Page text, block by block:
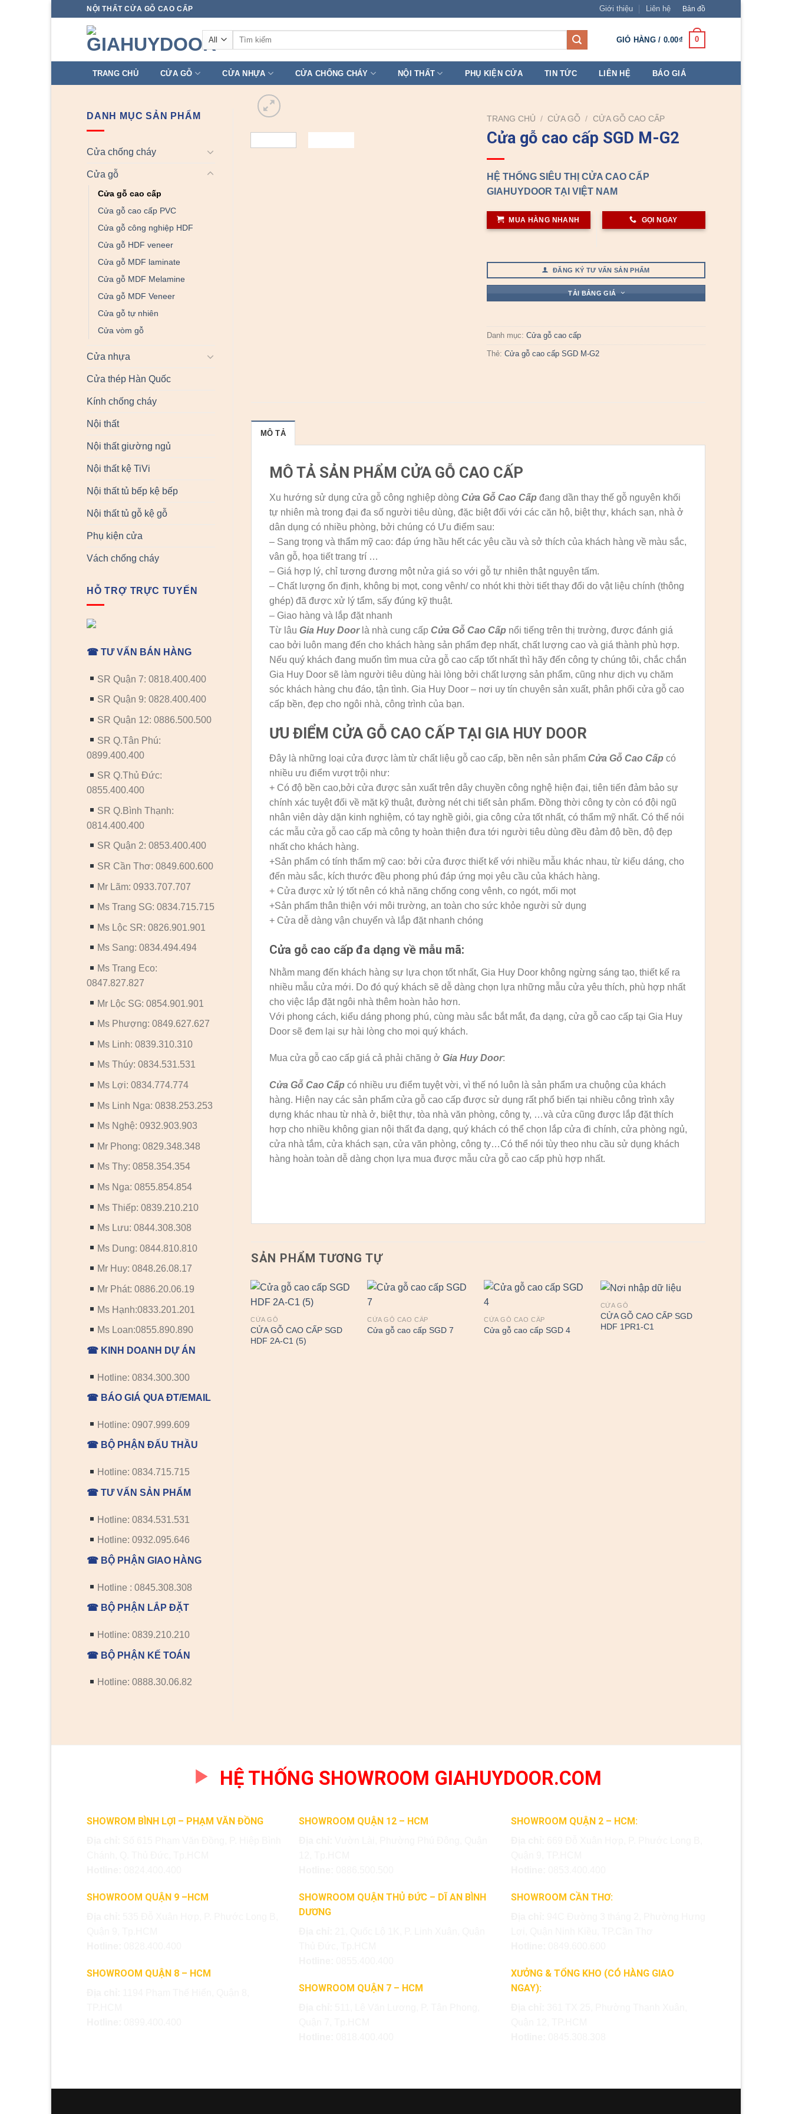
NỘI THẤT CỬA GỖ CAO CẤP Giới thiệu Liên hệ Bản đồ
Tìm
GIỎ HÀNG / 0.00₫ 0
TRANG CHỦ CỬA GỖ CỬA NHỰA CỬA CHỐNG CHÁY NỘI THẤT PHỤ KIỆN CỬA TIN TỨC LIÊN HỆ BÁO GIÁ
DANH MỤC SẢN PHẨM
Cửa chống cháy
Cửa gỗ
Cửa gỗ cao cấp
Cửa gỗ cao cấp PVC
Cửa gỗ công nghiệp HDF
Cửa gỗ HDF veneer
Cửa gỗ MDF laminate
Cửa gỗ MDF Melamine
Cửa gỗ MDF Veneer
Cửa gỗ tự nhiên
Cửa vòm gỗ
Cửa nhựa
Cửa thép Hàn Quốc
Kính chống cháy
Nội thất
Nội thất giường ngủ
Nội thất kệ TiVi
Nội thất tủ bếp kệ bếp
Nội thất tủ gỗ kệ gỗ
Phụ kiện cửa
Vách chống cháy
HỖ TRỢ TRỰC TUYẾN
☎ TƯ VẤN BÁN HÀNG
SR Quận 7: 0818.400.400
SR Quận 9: 0828.400.400
SR Quận 12: 0886.500.500
SR Q.Tân Phú:
0899.400.400
SR Q.Thủ Đức:
0855.400.400
SR Q.Bình Thạnh:
0814.400.400
SR Quận 2: 0853.400.400
SR Cần Thơ: 0849.600.600
Mr Lãm: 0933.707.707
Ms Trang SG: 0834.715.715
Ms Lộc SR: 0826.901.901
Ms Sang: 0834.494.494
Ms Trang Eco:
0847.827.827
Mr Lộc SG: 0854.901.901
Ms Phượng: 0849.627.627
Ms Linh: 0839.310.310
Ms Thúy: 0834.531.531
Ms Lợi: 0834.774.774
Ms Linh Nga: 0838.253.253
Ms Nghệ: 0932.903.903
Mr Phong: 0829.348.348
Ms Thy: 0858.354.354
Ms Nga: 0855.854.854
Ms Thiếp: 0839.210.210
Ms Lưu: 0844.308.308
Ms Dung: 0844.810.810
Mr Huy: 0848.26.08.17
Mr Phát: 0886.20.06.19
Ms Hạnh:0833.201.201
Ms Loan:0855.890.890
☎ KINH DOANH DỰ ÁN
Hotline: 0834.300.300
☎ BÁO GIÁ QUA ĐT/EMAIL
Hotline: 0907.999.609
☎ BỘ PHẬN ĐẤU THẦU
Hotline: 0834.715.715
☎ TƯ VẤN SẢN PHẨM
Hotline: 0834.531.531
Hotline: 0932.095.646
☎ BỘ PHẬN GIAO HÀNG
Hotline : 0845.308.308
☎ BỘ PHẬN LẮP ĐẶT
Hotline: 0839.210.210
☎ BỘ PHẬN KẾ TOÁN
Hotline: 0888.30.06.82
TRANG CHỦ / CỬA GỖ / CỬA GỖ CAO CẤP
Cửa gỗ cao cấp SGD M-G2
HỆ THỐNG SIÊU THỊ CỬA CAO CẤP
GIAHUYDOOR TẠI VIỆT NAM
MUA HÀNG NHANH GỌI NGAY
ĐĂNG KÝ TƯ VẤN SẢN PHẨM
TẢI BẢNG GIÁ
Danh mục:Cửa gỗ cao cấp
Thẻ:Cửa gỗ cao cấp SGD M-G2
MÔ TẢ
MÔ TẢ SẢN PHẨM CỬA GỖ CAO CẤP
Xu hướng sử dụng cửa gỗ công nghiệp dòng Cửa Gỗ Cao Cấpđang dần thay thế gỗ nguyên khối
tự nhiên mà trong đại đa số người tiêu dùng, đặc biệt đối với các căn hộ, biệt thự, khách sạn, nhà ở
dân dụng có nhiều phòng, bởi chúng có Ưu điểm sau:
– Sang trọng và thẩm mỹ cao: đáp ứng hầu hết các yêu cầu và sở thích của khách hàng về màu sắc,
vân gỗ, họa tiết trang trí …
– Giá hợp lý, chỉ tương đương một nửa giá so với gỗ tự nhiên thật nguyên tấm.
– Chất lượng ổn định, không bị mọt, cong vênh/ co nhót khi thời tiết thay đổi do vật liệu chính (thông
ghép) đã được xử lý tẩm, sấy đúng kỹ thuật.
– Giao hàng và lắp đặt nhanh
Từ lâu Gia Huy Doorlà nhà cung cấp Cửa Gỗ Cao Cấpnổi tiếng trên thị trường, được đánh giá
cao bởi luôn mang đến cho khách hàng sản phẩm đẹp nhất, chất lượng cao và giá thành phù hợp.
Nếu quý khách đang muốn tìm mua cửa gỗ cao cấp tốt nhất thì hãy đến công ty chúng tôi, chắc chắn
Gia Huy Door sẽ làm người tiêu dùng hài lòng bởi chất lượng sản phẩm, cũng như dịch vụ chăm
sóc khách hàng chu đáo, tận tình. Gia Huy Door – nơi uy tín chuyên sản xuất, phân phối cửa gỗ cao
cấp bền, đẹp cho ngôi nhà, công trình của bạn.
ƯU ĐIỂM CỬA GỖ CAO CẤP TẠI GIA HUY DOOR
Đây là những loại cửa được làm từ chất liệu gỗ cao cấp, bền nên sản phẩm Cửa Gỗ Cao Cấpcó
nhiều ưu điểm vượt trội như:
+ Có độ bền cao,bởi cửa được sản xuất trên dây chuyền công nghệ hiện đại, tiên tiến đảm bảo sự
chính xác tuyệt đối về mặt kỹ thuật, đường nét chi tiết sản phẩm. Đồng thời công ty còn có đội ngũ
nhân viên dày dặn kinh nghiệm, có tay nghề giỏi, gia công cửa tốt nhất, có thẩm mỹ nhất. Có thể nói
các mẫu cửa gỗ cao cấp mà công ty hoàn thiện đưa tới người tiêu dùng đều đảm độ bền, độ đẹp
nhất cho khách hàng.
+Sản phẩm có tính thẩm mỹ cao: bởi cửa được thiết kế với nhiều mẫu khác nhau, từ kiểu dáng, cho
đến màu sắc, kích thước đều phong phú đáp ứng mọi yêu cầu của khách hàng.
+ Cửa được xử lý tốt nên có khả năng chống cong vênh, co ngót, mối mọt
+Sản phẩm thân thiện với môi trường, an toàn cho sức khỏe người sử dụng
+ Cửa dễ dàng vận chuyển và lắp đặt nhanh chóng
Cửa gỗ cao cấp đa dạng về mẫu mã:
Nhằm mang đến khách hàng sự lựa chọn tốt nhất, Gia Huy Door không ngừng sáng tạo, thiết kế ra
nhiều mẫu cửa mới. Do đó quý khách sẽ dễ dàng chọn lựa những mẫu cửa yêu thích, phù hợp nhất
cho việc lắp đặt ngôi nhà thêm hoàn hảo hơn.
Với phong cách, kiểu dáng phong phú, cùng màu sắc bắt mắt, đa dạng, cửa gỗ cao cấp tại Gia Huy
Door sẽ đem lại sự hài lòng cho mọi quý khách.
Mua cửa gỗ cao cấp giá cả phải chăng ở Gia Huy Door:
Cửa Gỗ Cao Cấpcó nhiều ưu điểm tuyệt vời, vì thế nó luôn là sản phẩm ưa chuộng của khách
hàng. Hiện nay các sản phẩm cửa gỗ cao cấp được sử dụng rất phổ biến tại nhiều công trình xây
dựng khác nhau từ nhà ở, biệt thự, tòa nhà văn phòng, công ty, …và cửa cũng được lắp đặt thích
hợp cho nhiều không gian nội thất đa dạng, quý khách có thể chọn lắp cửa đi chính, cửa phòng ngủ,
cửa nhà tắm, cửa khách sạn, cửa văn phòng, công ty…Có thể nói tùy theo nhu cầu sử dụng khách
hàng hoàn toàn dễ dàng chọn lựa mua được mẫu cửa gỗ cao cấp phù hợp nhất.
SẢN PHẨM TƯƠNG TỰ
CỬA GỖ
CỬA GỖ CAO CẤP SGD
HDF 2A-C1 (5)
CỬA GỖ CAO CẤP
Cửa gỗ cao cấp SGD 7
CỬA GỖ CAO CẤP
Cửa gỗ cao cấp SGD 4
CỬA GỖ
CỬA GỖ CAO CẤP SGD
HDF 1PR1-C1
CỬA GỖ CAO CẤP
Cửa gỗ cao cấp SGD
HỆ THỐNG SHOWROOM GIAHUYDOOR.COM
SHOWROM BÌNH LỢI – PHẠM VĂN ĐỒNG
SHOWROOM QUẬN 9 –HCM
SHOWROOM QUẬN 8 – HCM
SHOWROOM QUẬN 12 – HCM
SHOWROOM QUẬN THỦ ĐỨC – DĨ AN BÌNH
DƯƠNG
SHOWROOM QUẬN 7 – HCM
SHOWROOM QUẬN 2 – HCM:
SHOWROOM CẦN THƠ:
XƯỞNG & TỔNG KHO (CÓ HÀNG GIAO
NGAY):